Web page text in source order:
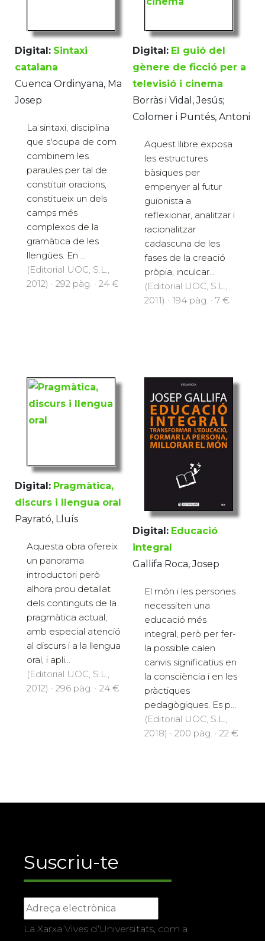
Digital: Sintaxi
catalana
Cuenca Ordinyana, Ma
Josep
La sintaxi, disciplina
que s'ocupa de com
combinem les
paraules per tal de
constituir oracions,
constitueix un dels
camps més
complexos de la
gramàtica de les
llengües. En ...
(Editorial UOC, S.L.,
2012) · 292 pàg. · 24 €
Digital: El guió del
gènere de ficció per a
televisió i cinema
Borràs i Vidal, Jesús;
Colomer i Puntés, Antoni
Aquest llibre exposa
les estructures
bàsiques per
empenyer al futur
guionista a
reflexionar, analitzar i
racionalitzar
cadascuna de les
fases de la creació
pròpia, inculcar...
(Editorial UOC, S.L.,
2011) · 194 pàg. · 7 €
Digital: Pragmàtica,
discurs i llengua oral
Payrató, Lluís
Aquesta obra ofereix
un panorama
introductori però
alhora prou detallat
dels continguts de la
pragmàtica actual,
amb especial atenció
al discurs i a la llengua
oral, i apli...
(Editorial UOC, S.L.,
2012) · 296 pàg. · 24 €
Digital: Educació
integral
Gallifa Roca, Josep
El món i les persones
necessiten una
educació més
integral, però per fer-
la possible calen
canvis significatius en
la consciència i en les
pràctiques
pedagògiques. Es p...
(Editorial UOC, S.L.,
2018) · 200 pàg. · 22 €
Suscriu-te
La Xarxa Vives d’Universitats, com a